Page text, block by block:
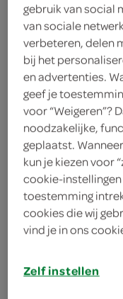
De Heer
2.
49
150 Gram
Let op:
producten,
verwerkt in de
gebruik van social
van sociale
verbeteren, delen
bij het
en advertenties.
geef je
voor “Weigeren”?
noodzakelijke,
geplaatst.
kun je kiezen voor
cookie-
toestemming
cookies die wij
vind je in ons
Zelf instellen